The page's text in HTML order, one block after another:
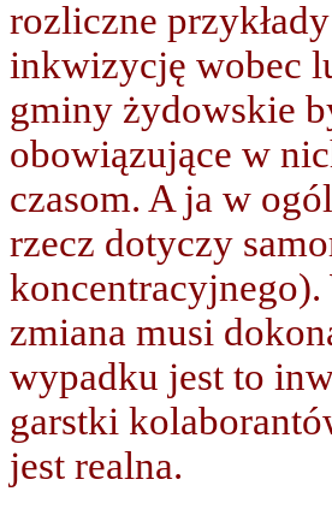
rozliczne
inkwizycję wobec
gminy żydowskie
obowiązujące w
czasom. A ja w
rzecz dotyczy
zmiana musi
wypadku jest to
garstki
jest realna.